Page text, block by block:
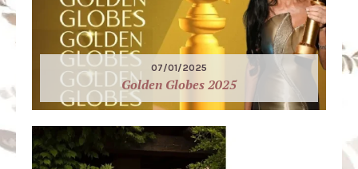
07/01/2025
Golden Globes 2025